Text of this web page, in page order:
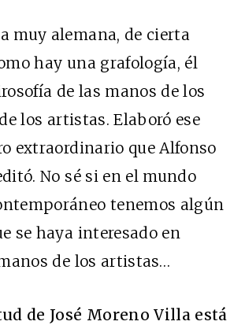
muy alemana, de cierta
hay una grafología, él
de las manos de los
los artistas. Elaboró ese
extraordinario que Alfonso
No sé si en el mundo
tenemos algún
se haya interesado en
de los artistas…
de José Moreno Villa está